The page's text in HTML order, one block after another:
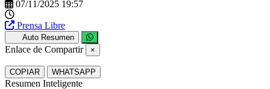
07/11/2025 19:57
Prensa Libre
Auto Resumen
Enlace de Compartir ×
COPIAR WHATSAPP
Resumen Inteligente